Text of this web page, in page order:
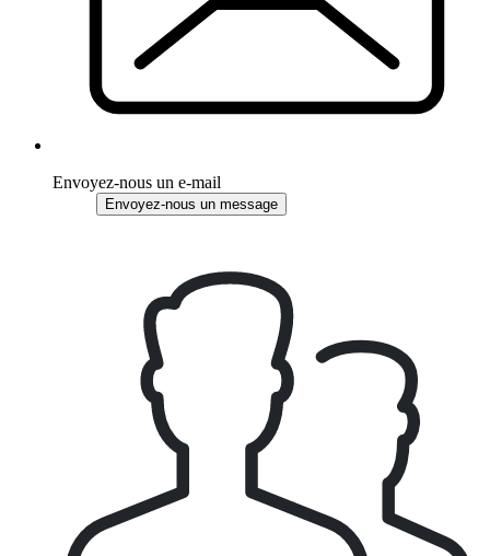
Envoyez-nous un e-mail
Envoyez-nous un message